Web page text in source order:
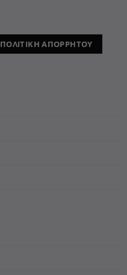
ΠΟΛΙΤΙΚΗ ΑΠΟΡΡΗΤΟΥ